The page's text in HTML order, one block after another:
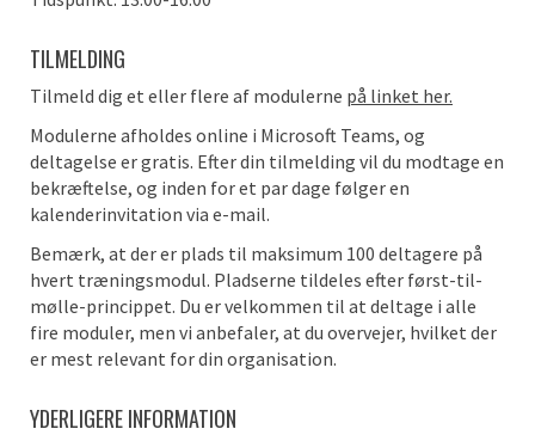
TILMELDING
Tilmeld dig et eller flere af modulerne på linket her.
Modulerne afholdes online i Microsoft Teams, og
deltagelse er gratis. Efter din tilmelding vil du modtage en
bekræftelse, og inden for et par dage følger en
kalenderinvitation via e-mail.
Bemærk, at der er plads til maksimum 100 deltagere på
hvert træningsmodul. Pladserne tildeles efter først-til-
mølle-princippet. Du er velkommen til at deltage i alle
fire moduler, men vi anbefaler, at du overvejer, hvilket der
er mest relevant for din organisation.
YDERLIGERE INFORMATION